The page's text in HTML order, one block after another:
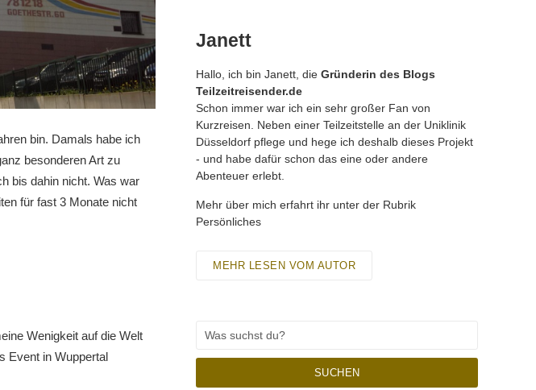
bin. Damals habe ich
besonderen Art zu
bis dahin nicht. Was war
für fast 3 Monate nicht
Wenigkeit auf die Welt
Event in Wuppertal
Janett
Hallo, ich bin Janett, die Gründerin des Blogs
Teilzeitreisender.de
Schon immer war ich ein sehr großer Fan von
Kurzreisen. Neben einer Teilzeitstelle an der Uniklinik
Düsseldorf pflege und hege ich deshalb dieses Projekt
- und habe dafür schon das eine oder andere
Abenteuer erlebt.
Mehr über mich erfahrt ihr unter der Rubrik
Persönliches
MEHR LESEN VOM AUTOR
SUCHEN